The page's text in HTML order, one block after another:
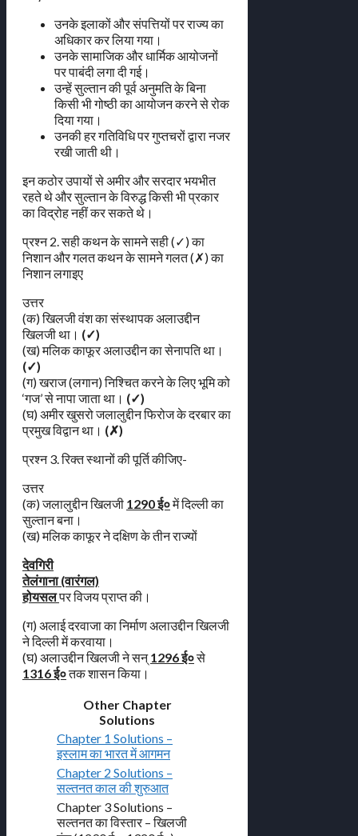
उनके इलाकों और संपत्तियों पर राज्य का
अधिकार कर लिया गया।
उनके सामाजिक और धार्मिक आयोजनों
पर पाबंदी लगा दी गई।
उन्हें सुल्तान की पूर्व अनुमति के बिना
किसी भी गोष्ठी का आयोजन करने से रोक
दिया गया।
उनकी हर गतिविधि पर गुप्तचरों द्वारा नजर
रखी जाती थी।
इन कठोर उपायों से अमीर और सरदार भयभीत
रहते थे और सुल्तान के विरुद्ध किसी भी प्रकार
का विद्रोह नहीं कर सकते थे।
प्रश्न 2. सही कथन के सामने सही (✓) का
निशान और गलत कथन के सामने गलत (✗) का
निशान लगाइए
उत्तर
(क) खिलजी वंश का संस्थापक अलाउद्दीन
खिलजी था। (✓)
(ख) मलिक काफूर अलाउद्दीन का सेनापति था।
(✓)
(ग) खराज (लगान) निश्चित करने के लिए भूमि को
‘गज’ से नापा जाता था। (✓)
(घ) अमीर खुसरो जलालुद्दीन फिरोज के दरबार का
प्रमुख विद्वान था। (✗)
प्रश्न 3. रिक्त स्थानों की पूर्ति कीजिए-
उत्तर
(क) जलालुद्दीन खिलजी 1290 ई०में दिल्ली का
सुल्तान बना।
(ख) मलिक काफूर ने दक्षिण के तीन राज्यों
देवगिरी
तेलंगाना (वारंगल)
होयसलपर विजय प्राप्त की।
(ग) अलाई दरवाजा का निर्माण अलाउद्दीन खिलजी
ने दिल्ली में करवाया।
(घ) अलाउद्दीन खिलजी ने सन्1296 ई०से
1316 ई०तक शासन किया।
Other Chapter
Solutions
Chapter 1 Solutions –
इस्लाम का भारत में आगमन
Chapter 2 Solutions –
सल्तनत काल की शुरुआत
Chapter 3 Solutions –
सल्तनत का विस्तार – खिलजी